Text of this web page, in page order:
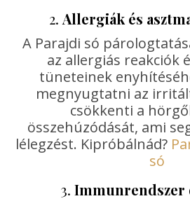
2. Allergiák és
A Parajdi só
az allergiás reakciók
tüneteinek
megnyugtatni az
csökkenti a
összehúzódását, ami
lélegzést. Kipróbálnád?
só
3. Immunrendszer